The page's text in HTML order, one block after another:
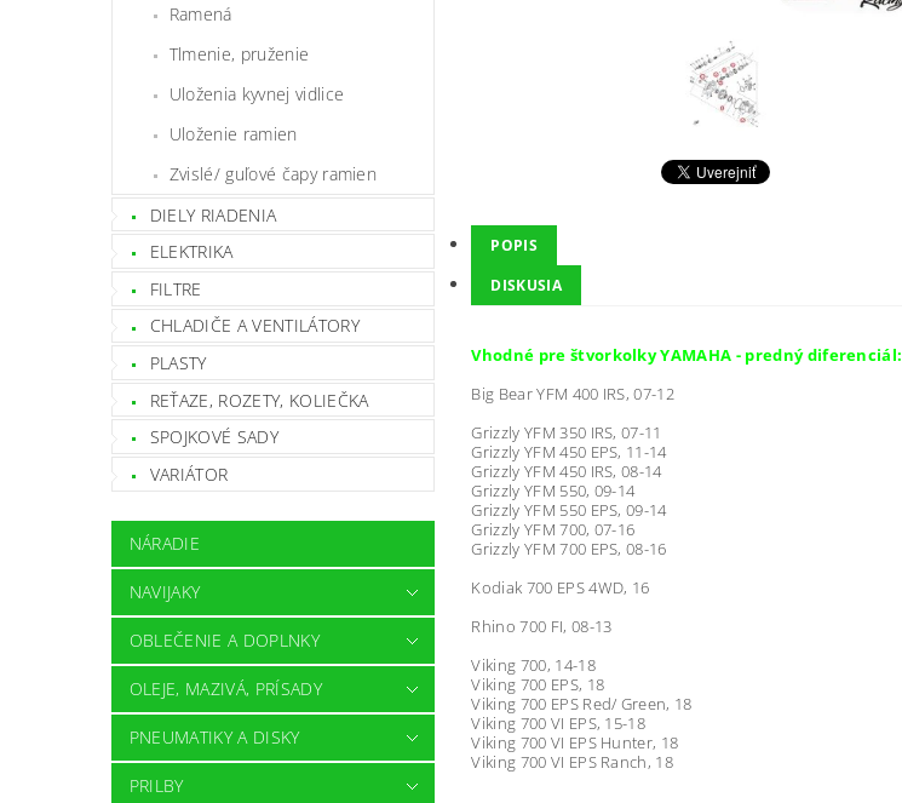
Ramená
Tlmenie, pruženie
Uloženia kyvnej vidlice
Uloženie ramien
Zvislé/ guľové čapy ramien
DIELY RIADENIA
ELEKTRIKA
FILTRE
CHLADIČE A VENTILÁTORY
PLASTY
REŤAZE, ROZETY, KOLIEČKA
SPOJKOVÉ SADY
VARIÁTOR
NÁRADIE
NAVIJAKY
OBLEČENIE A DOPLNKY
OLEJE, MAZIVÁ, PRÍSADY
PNEUMATIKY A DISKY
PRILBY
POPIS
DISKUSIA
Vhodné pre štvorkolky YAMAHA - predný diferenciál:
Big Bear YFM 400 IRS, 07-12
Grizzly YFM 350 IRS, 07-11
Grizzly YFM 450 EPS, 11-14
Grizzly YFM 450 IRS, 08-14
Grizzly YFM 550, 09-14
Grizzly YFM 550 EPS, 09-14
Grizzly YFM 700, 07-16
Grizzly YFM 700 EPS, 08-16
Kodiak 700 EPS 4WD, 16
Rhino 700 FI, 08-13
Viking 700, 14-18
Viking 700 EPS, 18
Viking 700 EPS Red/ Green, 18
Viking 700 VI EPS, 15-18
Viking 700 VI EPS Hunter, 18
Viking 700 VI EPS Ranch, 18